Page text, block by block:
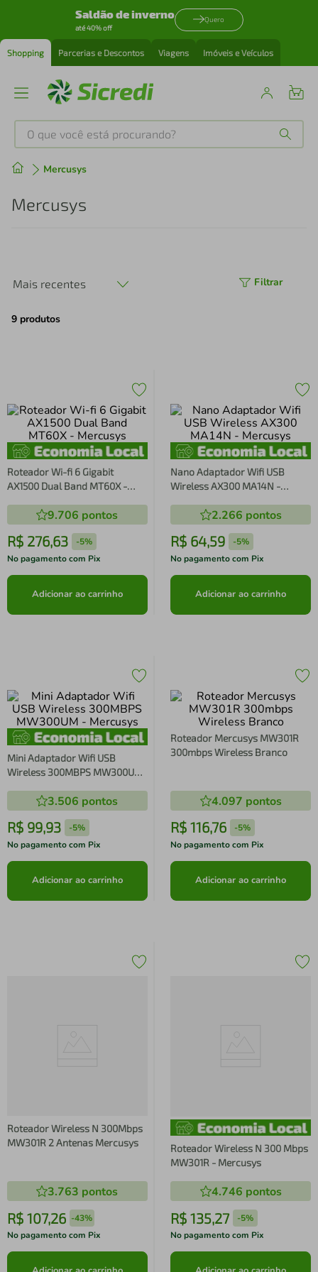
Saldão de inverno
até 40% off
Quero
Shopping Parcerias e Descontos Viagens Imóveis e Veículos
O que você está procurando?
Mercusys
Mercusys
Mais recentes Filtrar
9 produtos
Roteador Wi-fi 6 Gigabit
AX1500 Dual Band MT60X -
9.706 pontos
R$ 276,63 -5%
No pagamento com Pix
Adicionar ao carrinho
Nano Adaptador Wifi USB
Wireless AX300 MA14N -
2.266 pontos
R$ 64,59 -5%
No pagamento com Pix
Adicionar ao carrinho
Mini Adaptador Wifi USB
Wireless 300MBPS MW300UM
3.506 pontos
R$ 99,93 -5%
No pagamento com Pix
Adicionar ao carrinho
Roteador Mercusys MW301R
300mbps Wireless Branco
4.097 pontos
R$ 116,76 -5%
No pagamento com Pix
Adicionar ao carrinho
Roteador Wireless N 300Mbps
MW301R 2 Antenas Mercusys
3.763 pontos
R$ 107,26 -43%
No pagamento com Pix
Roteador Wireless N 300 Mbps
MW301R - Mercusys
4.746 pontos
R$ 135,27 -5%
No pagamento com Pix
Produtos mais buscados
perfume
4º air fryer